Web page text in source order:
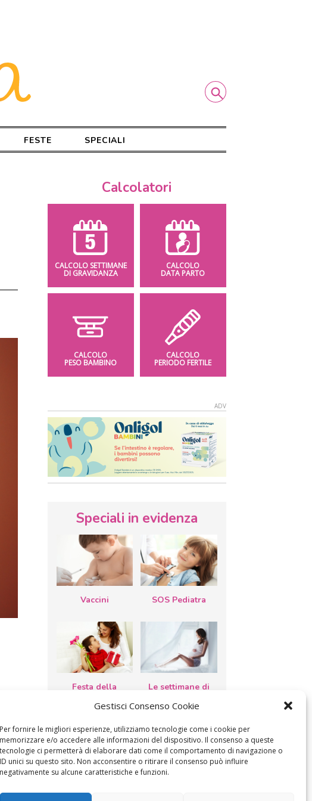
Gestisci Consenso Cookie
Per fornire le migliori esperienze, utilizziamo tecnologie come i cookie per
memorizzare e/o accedere alle informazioni del dispositivo. Il consenso a queste
tecnologie ci permetterà di elaborare dati come il comportamento di navigazione o
ID unici su questo sito. Non acconsentire o ritirare il consenso può influire
negativamente su alcune caratteristiche e funzioni.
FESTE SPECIALI
Calcolatori
CALCOLO SETTIMANE
DI GRAVIDANZA
CALCOLO
DATA PARTO
CALCOLO
PESO BAMBINO
CALCOLO
PERIODO FERTILE
Speciali in evidenza
Vaccini SOS Pediatra
Festa della
biglietti d’auguri,
Le settimane di